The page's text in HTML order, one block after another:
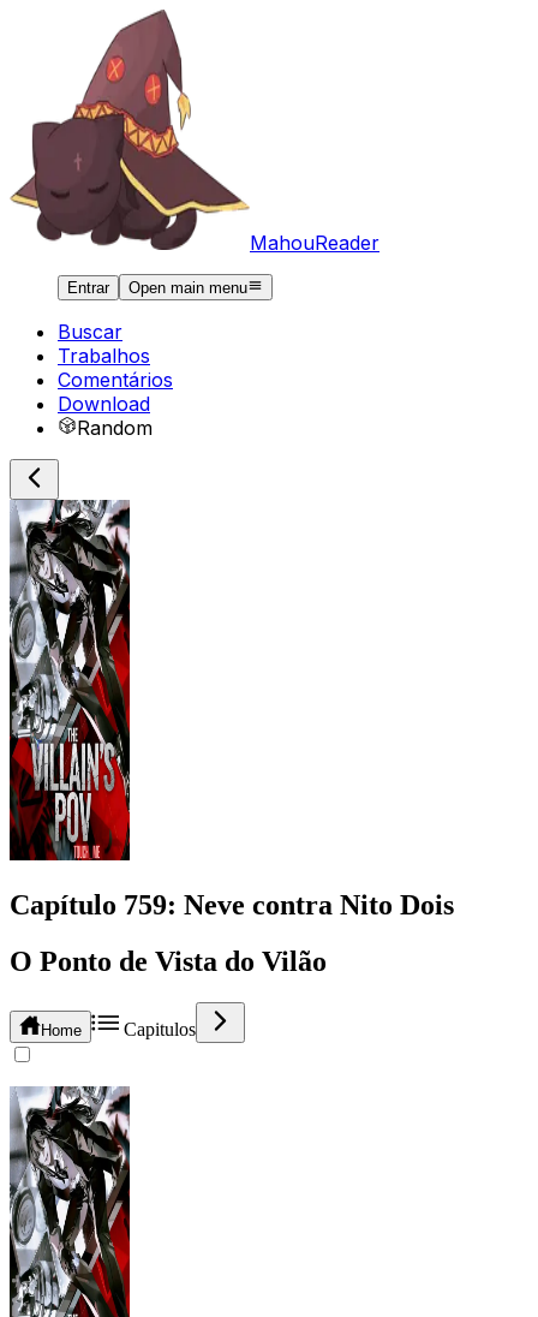
MahouReader
Entrar Open main menu
Buscar
Trabalhos
Comentários
Download
Random
Capítulo 759: Neve contra Nito Dois
O Ponto de Vista do Vilão
Home Capitulos